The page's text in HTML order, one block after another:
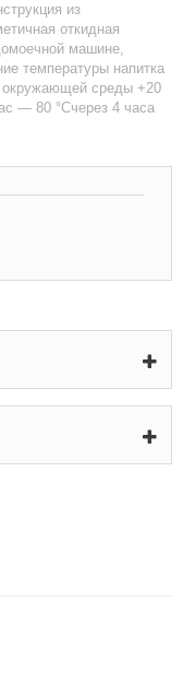
из
откидная
машине,
температуры напитка
окружающей среды +20
— 80 °Счерез 4 часа